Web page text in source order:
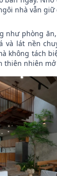
nhà vẫn
như phòng
và lát nền
không tách
thiên nhiên mở